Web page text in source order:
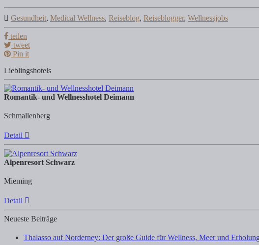
Gesundheit, Medical Wellness, Reiseblog, Reiseblogger, Wellnessjobs
teilen
tweet
Pin it
Lieblingshotels
Romantik- und Wellnesshotel Deimann
Schmallenberg
Detail
Alpenresort Schwarz
Mieming
Detail
Neueste Beiträge
Thalasso auf Norderney: Der große Guide für Wellness, Meer und Erholung